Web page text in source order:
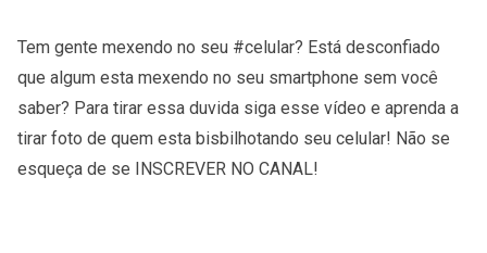
Tem gente mexendo no seu #celular? Está desconfiado
que algum esta mexendo no seu smartphone sem você
saber? Para tirar essa duvida siga esse vídeo e aprenda a
tirar foto de quem esta bisbilhotando seu celular! Não se
esqueça de se INSCREVER NO CANAL!